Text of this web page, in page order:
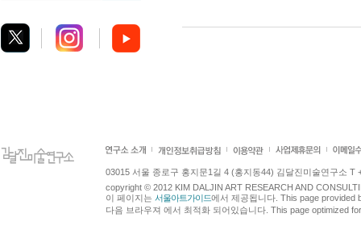
03015 서울 종로구 홍지문1길 4 (홍지동44) 김달진미술연구소 T
copyright © 2012 KIM DALJIN ART RESEARCH AND
이 페이지는 서울아트가이드에서 제공됩니다. This page provided
다음 브라우져 에서 최적화 되어있습니다. This page optimized